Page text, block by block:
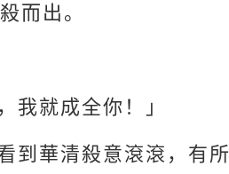
而出。
我就成全你！」
到華清殺意滾滾，有所